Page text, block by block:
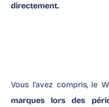
directement.
Vous l’avez compris, le
marques lors des